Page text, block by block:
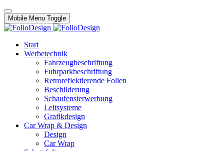
Mobile Menu Toggle
Start
Werbetechnik
Fahrzeugbeschriftung
Fuhrparkbeschriftung
Retroreflektierende Folien
Beschilderung
Schaufensterwerbung
Leitsysteme
Grafikdesign
Car Wrap & Design
Design
Car Wrap